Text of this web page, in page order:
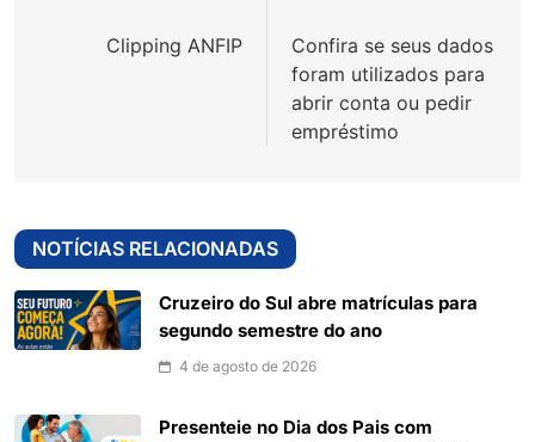
Clipping ANFIP
Confira se seus dados
foram utilizados para
abrir conta ou pedir
empréstimo
NOTÍCIAS RELACIONADAS
Cruzeiro do Sul abre matrículas para
segundo semestre do ano
4 de agosto de 2026
Presenteie no Dia dos Pais com